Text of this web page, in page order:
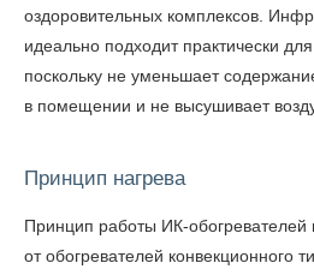
оздоровительных комплексов.
идеально подходит практически
поскольку не уменьшает
в помещении и не высушивает
Принцип нагрева
Принцип работы ИК-обогревателей
от обогревателей конвекционного